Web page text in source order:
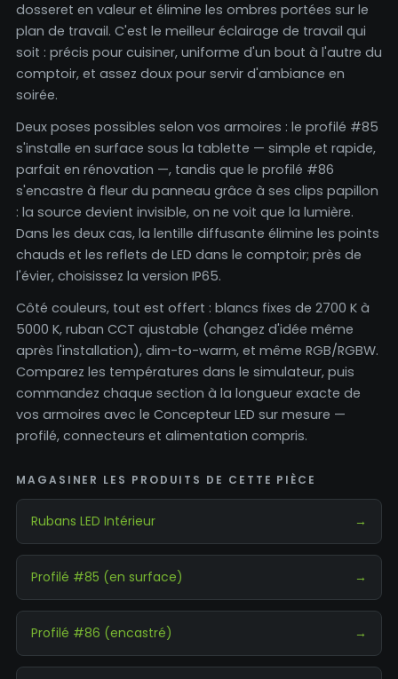
dosseret en valeur et élimine les ombres portées sur le
plan de travail. C'est le meilleur éclairage de travail qui
soit : précis pour cuisiner, uniforme d'un bout à l'autre du
comptoir, et assez doux pour servir d'ambiance en
soirée.
Deux poses possibles selon vos armoires : le profilé #85
s'installe en surface sous la tablette — simple et rapide,
parfait en rénovation —, tandis que le profilé #86
s'encastre à fleur du panneau grâce à ses clips papillon
: la source devient invisible, on ne voit que la lumière.
Dans les deux cas, la lentille diffusante élimine les points
chauds et les reflets de LED dans le comptoir; près de
l'évier, choisissez la version IP65.
Côté couleurs, tout est offert : blancs fixes de 2700 K à
5000 K, ruban CCT ajustable (changez d'idée même
après l'installation), dim-to-warm, et même RGB/RGBW.
Comparez les températures dans le simulateur, puis
commandez chaque section à la longueur exacte de
vos armoires avec le Concepteur LED sur mesure —
profilé, connecteurs et alimentation compris.
MAGASINER LES PRODUITS DE CETTE PIÈCE
Rubans LED Intérieur →
Profilé #85 (en surface) →
Profilé #86 (encastré) →